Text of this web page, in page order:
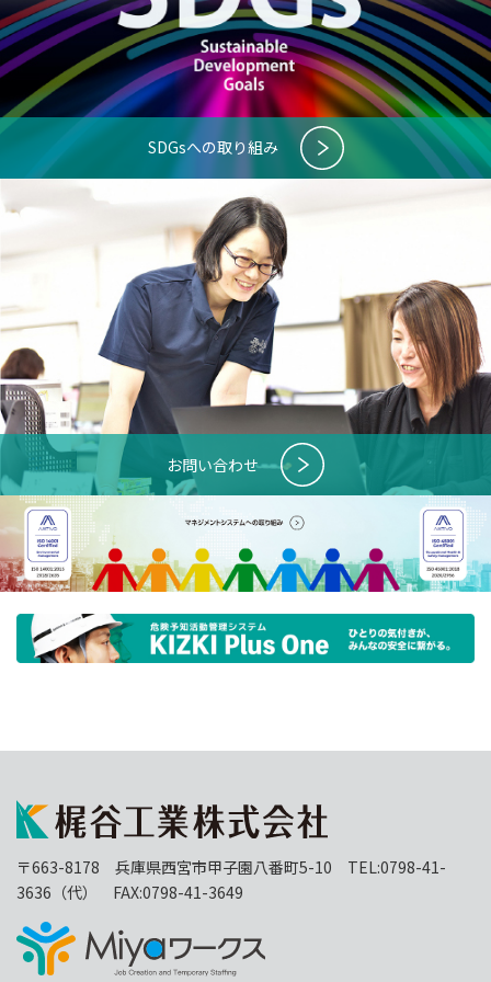
SDGsへの取り組み
お問い合わせ
〒663-8178 兵庫県西宮市甲子園八番町5-10 TEL:0798-41-
3636（代） FAX:0798-41-3649